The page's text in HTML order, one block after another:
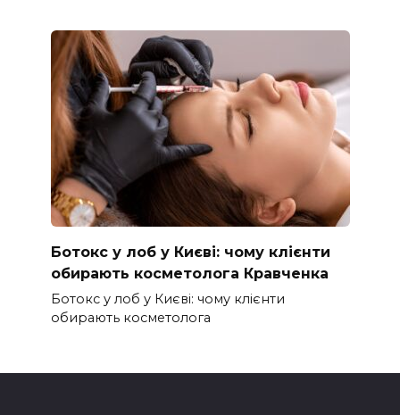
Ботокс у лоб у Києві: чому клієнти
обирають косметолога Кравченка
Ботокс у лоб у Києві: чому клієнти
обирають косметолога